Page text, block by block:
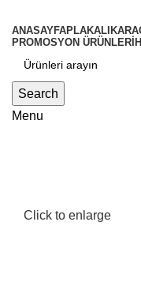
ANASAYFAPLAKALIK
PROMOSYON ÜRÜNLERİ
Search
Menu
Click to enlarge